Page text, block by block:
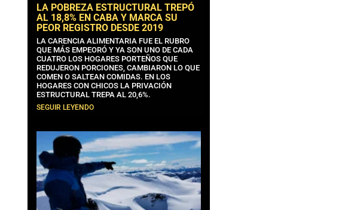
LA POBREZA ESTRUCTURAL TREPÓ
AL 18,8% EN CABA Y MARCA SU
PEOR REGISTRO DESDE 2019
LA CARENCIA ALIMENTARIA FUE EL RUBRO
QUE MÁS EMPEORÓ Y YA SON UNO DE CADA
CUATRO LOS HOGARES PORTEÑOS QUE
REDUJERON PORCIONES, CAMBIARON LO QUE
COMEN O SALTEAN COMIDAS. EN LOS
HOGARES CON CHICOS LA PRIVACIÓN
ESTRUCTURAL TREPA AL 20,6%.
SEGUIR LEYENDO